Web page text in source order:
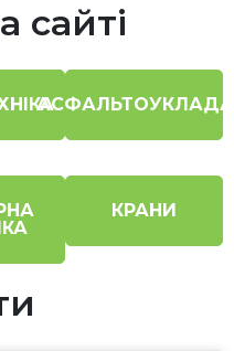
сайті
КРАНИ